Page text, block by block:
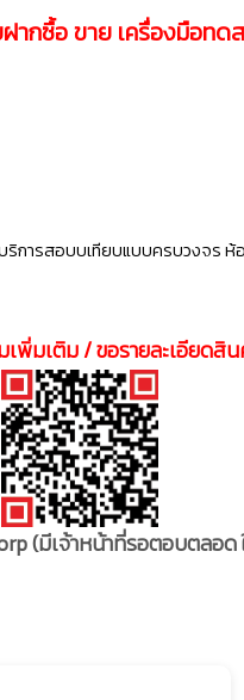
ากซื้อ ขาย เครื่องมือท
การสอบบเทียบแบบครบวงจร
พิ่มเติม / ขอรายละเอียดสิ
(มีเจ้าหน้าที่รอตอบตลอด